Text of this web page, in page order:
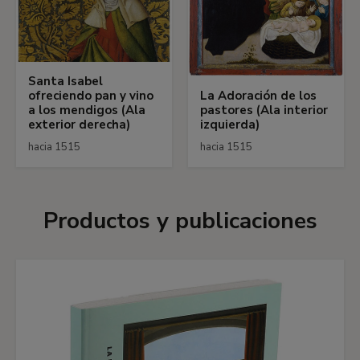
Santa Isabel
ofreciendo pan y vino
a los mendigos (Ala
exterior derecha)
hacia 1515
La Adoración de los
pastores (Ala interior
izquierda)
hacia 1515
Productos y publicaciones